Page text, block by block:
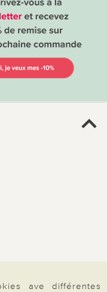
ave différentes